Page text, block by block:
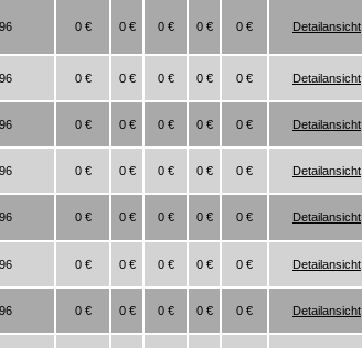
0 € 0 € 0 € 0 € 0 € Detailansicht
0 € 0 € 0 € 0 € 0 € Detailansicht
0 € 0 € 0 € 0 € 0 € Detailansicht
0 € 0 € 0 € 0 € 0 € Detailansicht
0 € 0 € 0 € 0 € 0 € Detailansicht
0 € 0 € 0 € 0 € 0 € Detailansicht
0 € 0 € 0 € 0 € 0 € Detailansicht